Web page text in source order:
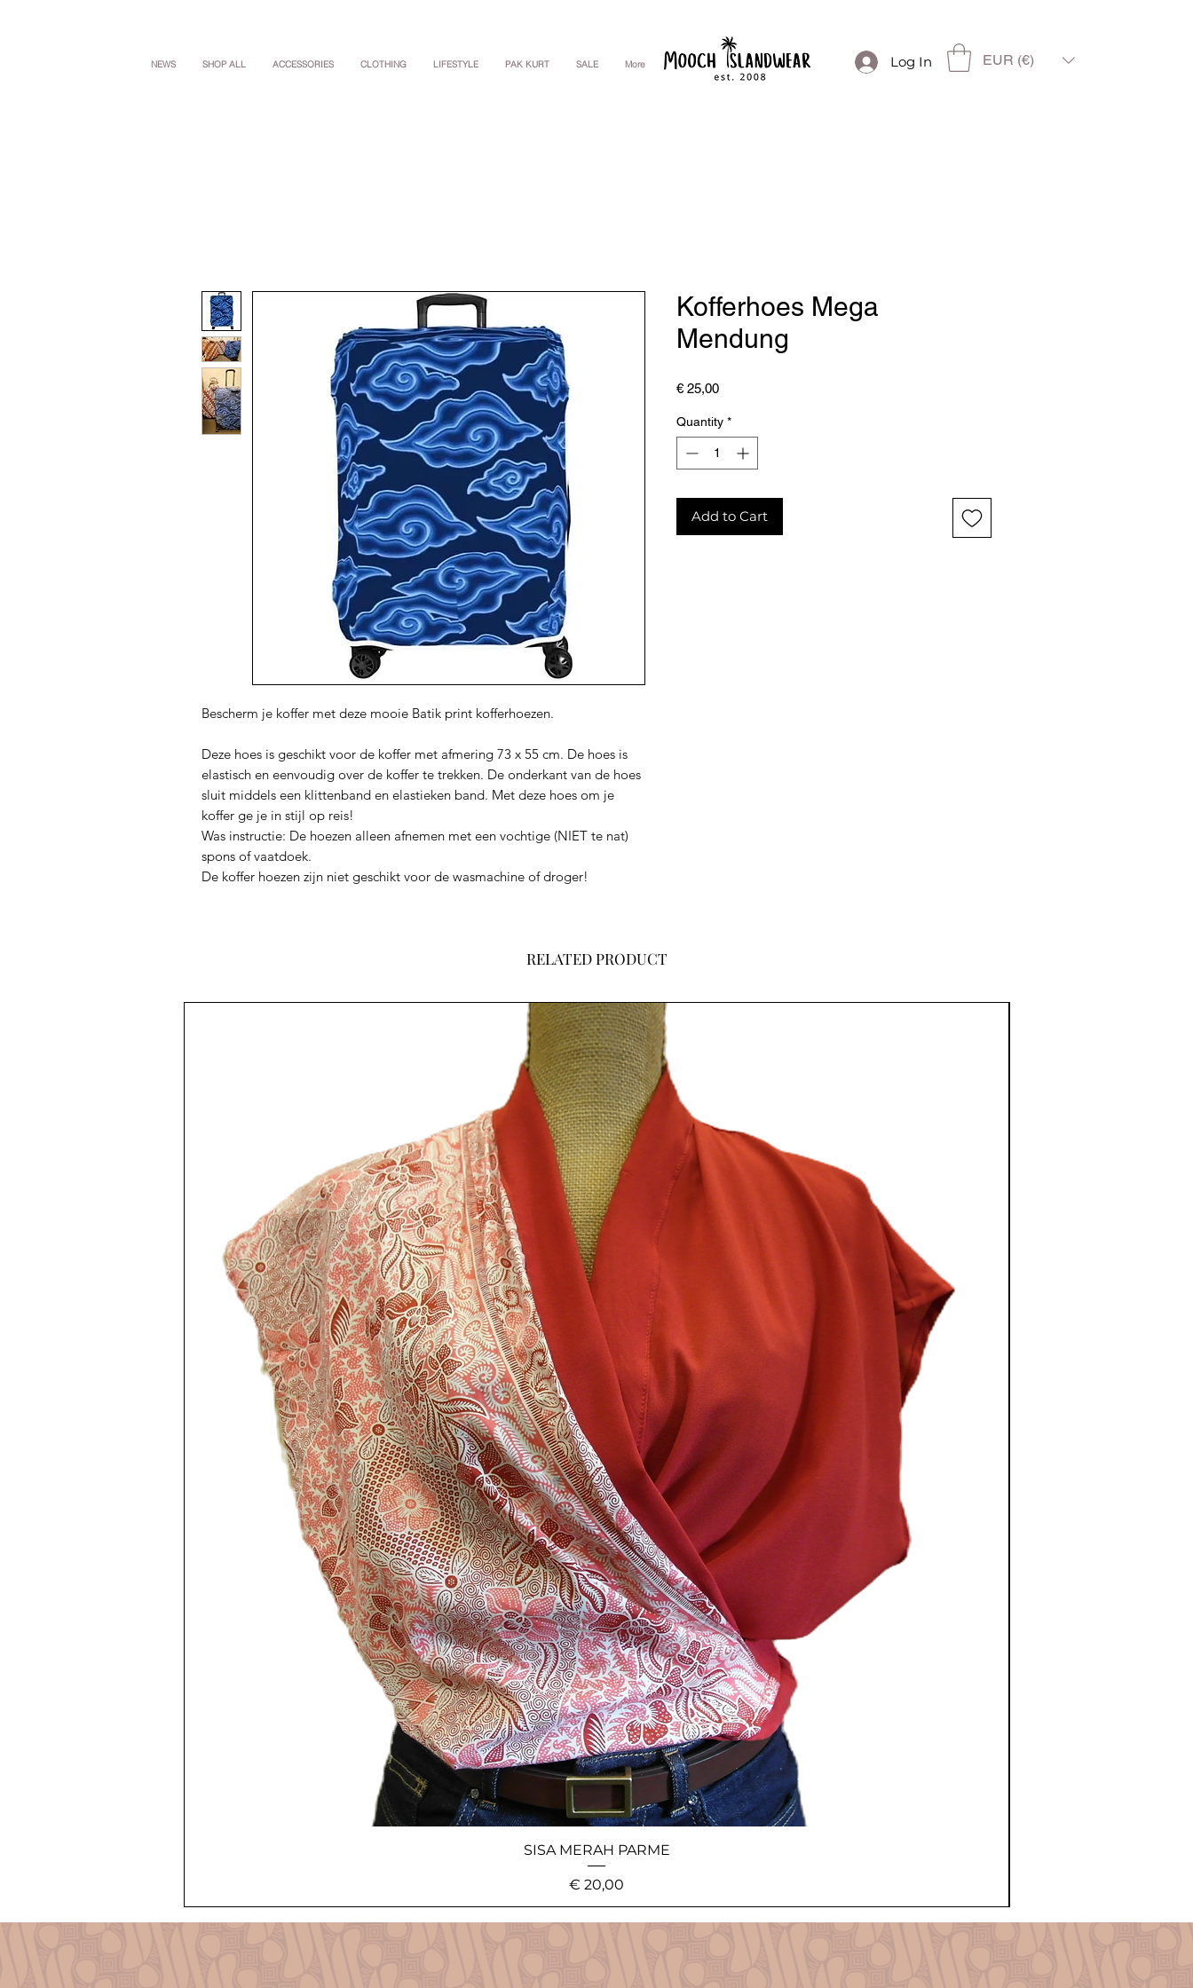
NEWS SHOP ALL ACCESSORIES CLOTHING LIFESTYLE PAK KURT SALE More Log In EUR (€)
Bescherm je koffer met deze mooie Batik print kofferhoezen.
Deze hoes is geschikt voor de koffer met afmering 73 x 55 cm. De hoes is
elastisch en eenvoudig over de koffer te trekken. De onderkant van de hoes
sluit middels een klittenband en elastieken band. Met deze hoes om je
koffer ge je in stijl op reis!
Was instructie: De hoezen alleen afnemen met een vochtige (NIET te nat)
spons of vaatdoek.
De koffer hoezen zijn niet geschikt voor de wasmachine of droger!
Kofferhoes Mega
Mendung
€ 25,00Price
Quantity *
Add to Cart
RELATED PRODUCT
SISA MERAH PARME
Price
€ 20,00